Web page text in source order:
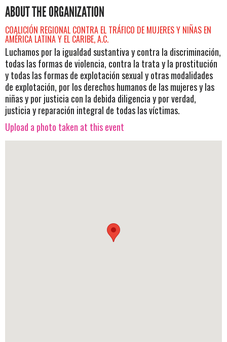
ABOUT THE ORGANIZATION
COALICIÓN REGIONAL CONTRA EL TRÁFICO DE MUJERES Y NIÑAS EN
AMÉRICA LATINA Y EL CARIBE, A.C.
Luchamos por la igualdad sustantiva y contra la discriminación,
todas las formas de violencia, contra la trata y la prostitución
y todas las formas de explotación sexual y otras modalidades
de explotación, por los derechos humanos de las mujeres y las
niñas y por justicia con la debida diligencia y por verdad,
justicia y reparación integral de todas las víctimas.
Upload a photo taken at this event